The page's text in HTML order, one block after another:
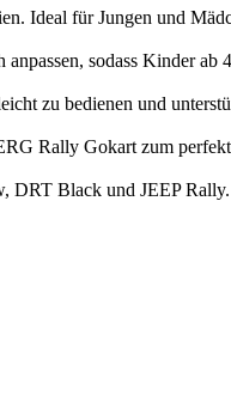
Ideal für Jungen und
sodass Kinder ab
zu bedienen und
Rally Gokart zum
Black und JEEP